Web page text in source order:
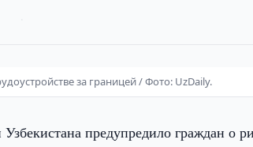
за границей / Фото: UzDaily.
предупредило граждан о